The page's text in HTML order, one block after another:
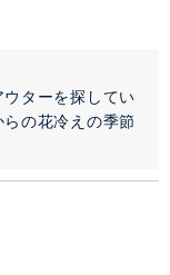
ターを探してい
の花冷えの季節